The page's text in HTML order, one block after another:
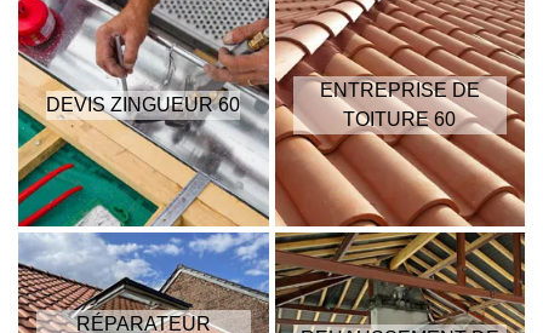
DEVIS ZINGUEUR 60
ENTREPRISE DE
TOITURE 60
RÉPARATEUR